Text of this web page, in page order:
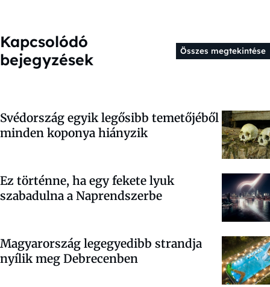
Kapcsolódó
bejegyzések
Összes megtekintése
Svédország egyik legősibb temetőjéből
minden koponya hiányzik
Ez történne, ha egy fekete lyuk
szabadulna a Naprendszerbe
Magyarország legegyedibb strandja
nyílik meg Debrecenben